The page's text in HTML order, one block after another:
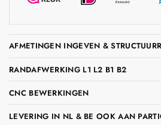
AFMETINGEN INGEVEN &
RANDAFWERKING L1 L2 B1 B2
CNC BEWERKINGEN
LEVERING IN NL & BE OOK AAN